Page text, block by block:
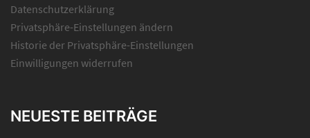
Datenschutzerklärung
Privatsphäre-Einstellungen ändern
Historie der Privatsphäre-Einstellungen
Einwilligungen widerrufen
NEUESTE BEITRÄGE